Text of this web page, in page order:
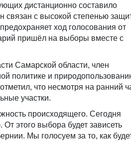
дистанционно составило
связан с высокой степенью
ход голосования от
пришёл на выборы вместе с
Самарской области, член
политике и
что несмотря на ранний
участки.
происходящего. Сегодня
этого выбора будет зависеть
Мы голосуем за то, как